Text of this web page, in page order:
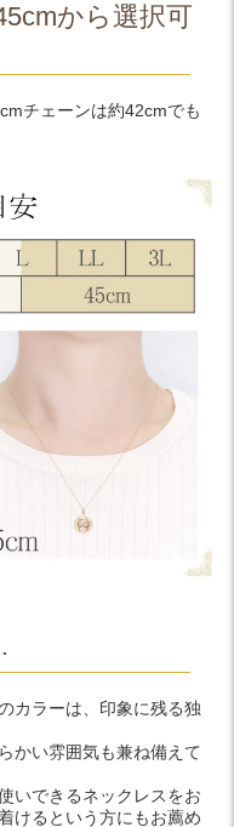
から選択可
チェーンは約42cmでも
カラーは、印象に残る独
かい雰囲気も兼ね備えて
いできるネックレスをお
けるという方にもお薦め